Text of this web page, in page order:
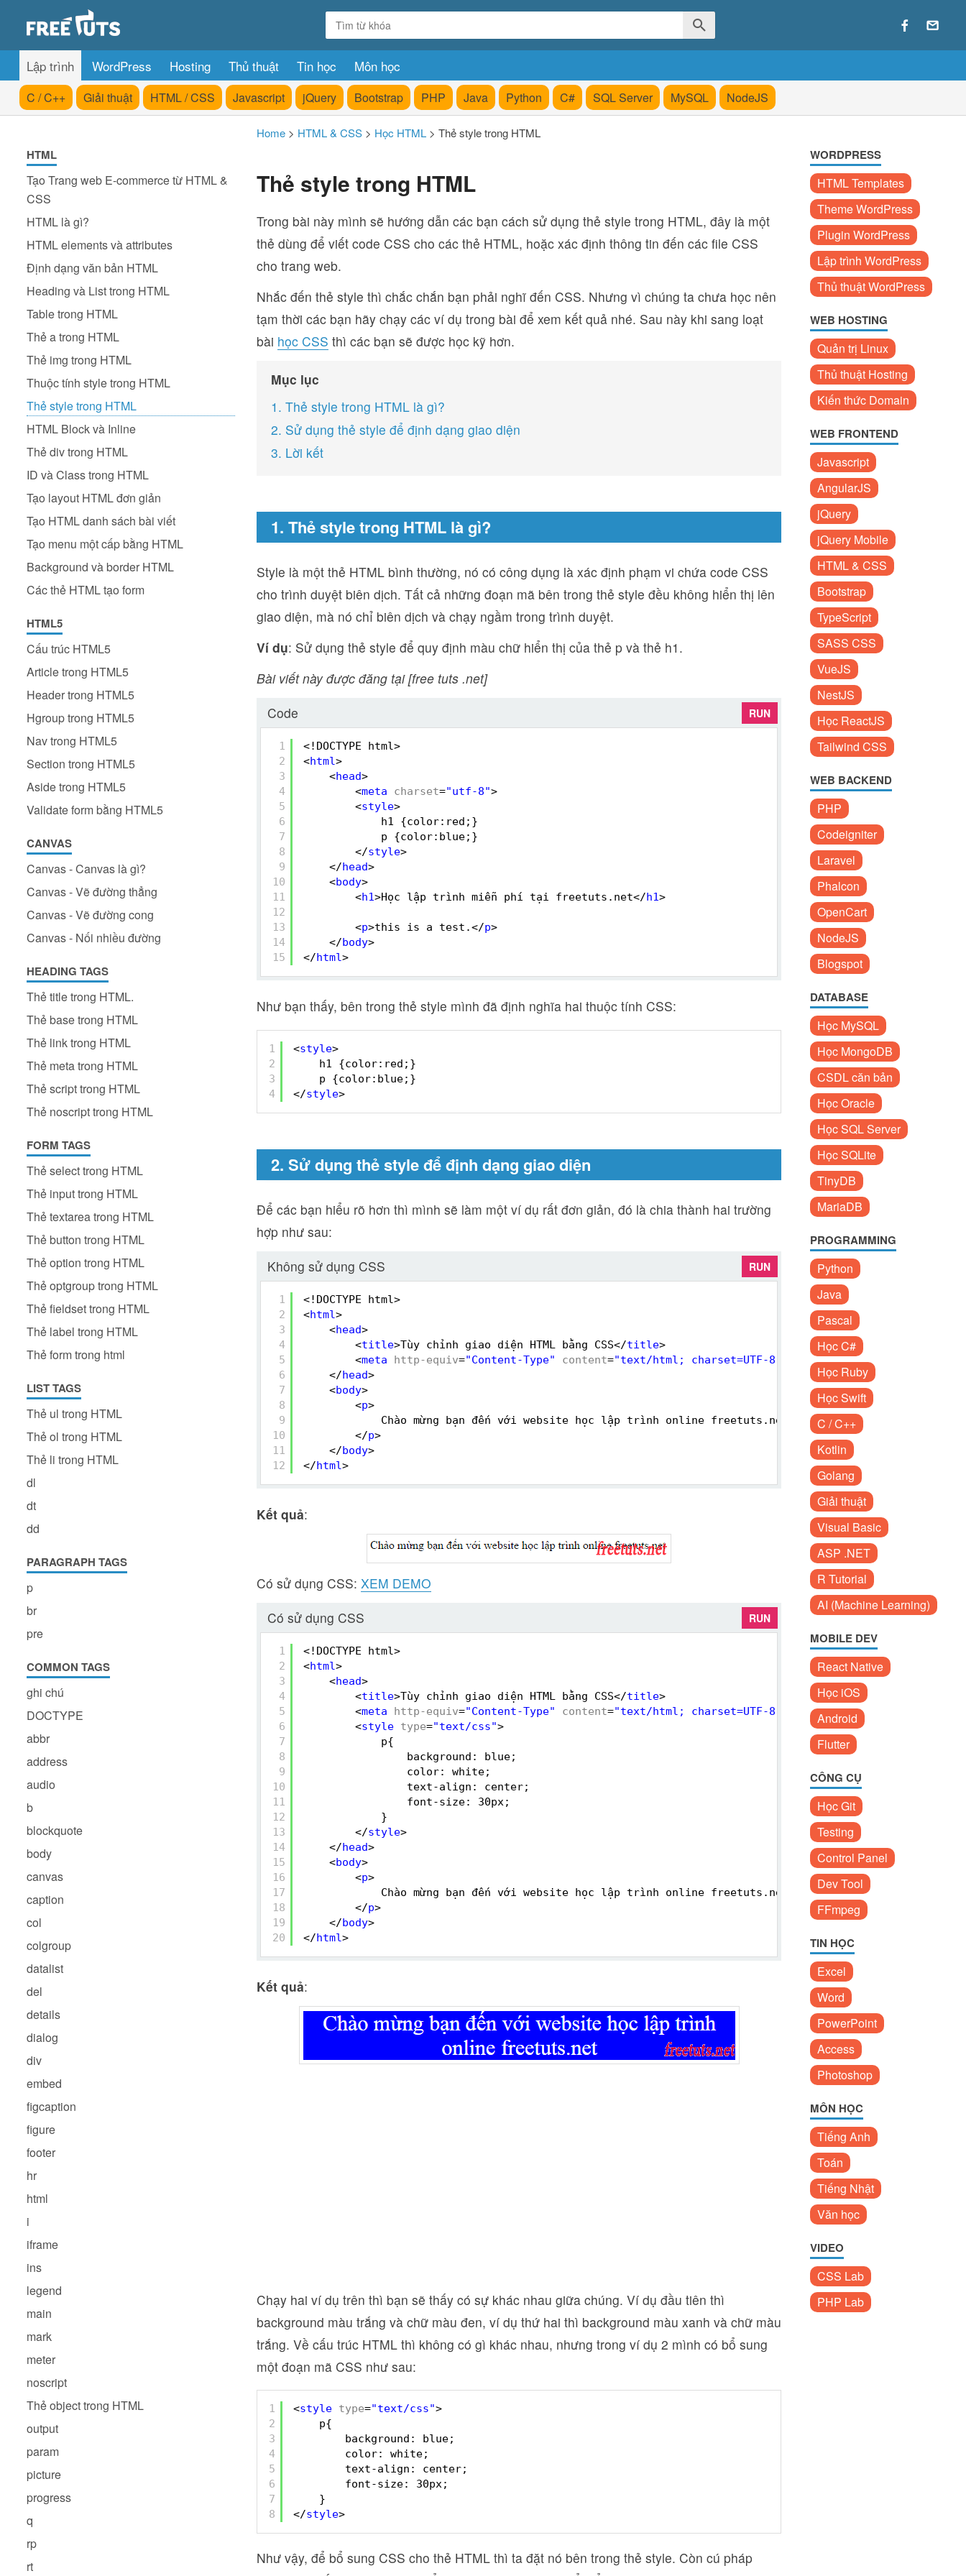
Lập trình WordPress Hosting Thủ thuật Tin học Môn học
C / C++ Giải thuật HTML / CSS Javascript jQuery Bootstrap PHP Java Python C# SQL Server MySQL NodeJS
HTML
Tạo Trang web E-commerce từ HTML &
CSS
HTML là gì?
HTML elements và attributes
Định dạng văn bản HTML
Heading và List trong HTML
Table trong HTML
Thẻ a trong HTML
Thẻ img trong HTML
Thuộc tính style trong HTML
Thẻ style trong HTML
HTML Block và Inline
Thẻ div trong HTML
ID và Class trong HTML
Tạo layout HTML đơn giản
Tạo HTML danh sách bài viết
Tạo menu một cấp bằng HTML
Background và border HTML
Các thẻ HTML tạo form
HTML5
Cấu trúc HTML5
Article trong HTML5
Header trong HTML5
Hgroup trong HTML5
Nav trong HTML5
Section trong HTML5
Aside trong HTML5
Validate form bằng HTML5
CANVAS
Canvas - Canvas là gì?
Canvas - Vẽ đường thẳng
Canvas - Vẽ đường cong
Canvas - Nối nhiều đường
HEADING TAGS
Thẻ title trong HTML.
Thẻ base trong HTML
Thẻ link trong HTML
Thẻ meta trong HTML
Thẻ script trong HTML
Thẻ noscript trong HTML
FORM TAGS
Thẻ select trong HTML
Thẻ input trong HTML
Thẻ textarea trong HTML
Thẻ button trong HTML
Thẻ option trong HTML
Thẻ optgroup trong HTML
Thẻ fieldset trong HTML
Thẻ label trong HTML
Thẻ form trong html
LIST TAGS
Thẻ ul trong HTML
Thẻ ol trong HTML
Thẻ li trong HTML
dl
dt
dd
PARAGRAPH TAGS
p
br
pre
COMMON TAGS
ghi chú
DOCTYPE
abbr
address
audio
b
blockquote
body
canvas
caption
col
colgroup
datalist
del
details
dialog
div
embed
figcaption
figure
footer
hr
html
i
iframe
ins
legend
main
mark
meter
noscript
Thẻ object trong HTML
output
param
picture
progress
q
rp
rt
Home > HTML & CSS > Học HTML > Thẻ style trong HTML
Thẻ style trong HTML
Trong bài này mình sẽ hướng dẫn các bạn cách sử dụng thẻ style trong HTML, đây là một
thẻ dùng để viết code CSS cho các thẻ HTML, hoặc xác định thông tin đến các file CSS
cho trang web.
Nhắc đến thẻ style thì chắc chắn bạn phải nghĩ đến CSS. Nhưng vì chúng ta chưa học nên
tạm thời các bạn hãy chạy các ví dụ trong bài để xem kết quả nhé. Sau này khi sang loạt
bài học CSS thì các bạn sẽ được học kỹ hơn.
Mục lục
1. Thẻ style trong HTML là gì?
2. Sử dụng thẻ style để định dạng giao diện
3. Lời kết
1. Thẻ style trong HTML là gì?
Style là một thẻ HTML bình thường, nó có công dụng là xác định phạm vi chứa code CSS
cho trình duyệt biên dịch. Tất cả những đoạn mã bên trong thẻ style đều không hiển thị lên
giao diện, mà nó chỉ biên dịch và chạy ngầm trong trình duyệt.
Ví dụ: Sử dụng thẻ style để quy định màu chữ hiển thị của thẻ p và thẻ h1.
Bài viết này được đăng tại [free tuts .net]
Code
RUN
1
2
3
4
5
6
7
8
9
10
11
12
13
14
15
<!DOCTYPE html>
<html>
<head>
<meta charset="utf-8">
<style>
h1 {color:red;}
p {color:blue;}
</style>
</head>
<body>
<h1>Học lập trình miễn phí tại freetuts.net</h1>
<p>this is a test.</p>
</body>
</html>
Như bạn thấy, bên trong thẻ style mình đã định nghĩa hai thuộc tính CSS:
1
2
3
4
<style>
h1 {color:red;}
p {color:blue;}
</style>
2. Sử dụng thẻ style để định dạng giao diện
Để các bạn hiểu rõ hơn thì mình sẽ làm một ví dụ rất đơn giản, đó là chia thành hai trường
hợp như sau:
Không sử dụng CSS
RUN
1
2
3
4
5
6
7
8
9
10
11
12
<!DOCTYPE html>
<html>
<head>
<title>Tùy chỉnh giao diện HTML bằng CSS</title>
<meta http-equiv="Content-Type" content="text/html; charset=UTF-8"
</head>
<body>
<p>
Chào mừng bạn đến với website học lập trình online freetuts.net
</p>
</body>
</html>
Kết quả:
Có sử dụng CSS: XEM DEMO
Có sử dụng CSS
RUN
1
2
3
4
5
6
7
8
9
10
11
12
13
14
15
16
17
18
19
20
<!DOCTYPE html>
<html>
<head>
<title>Tùy chỉnh giao diện HTML bằng CSS</title>
<meta http-equiv="Content-Type" content="text/html; charset=UTF-8"
<style type="text/css">
p{
background: blue;
color: white;
text-align: center;
font-size: 30px;
}
</style>
</head>
<body>
<p>
Chào mừng bạn đến với website học lập trình online freetuts.net
</p>
</body>
</html>
Kết quả:
Chạy hai ví dụ trên thì bạn sẽ thấy có sự khác nhau giữa chúng. Ví dụ đầu tiên thì
background màu trắng và chữ màu đen, ví dụ thứ hai thì background màu xanh và chữ màu
trắng. Về cấu trúc HTML thì không có gì khác nhau, nhưng trong ví dụ 2 mình có bổ sung
một đoạn mã CSS như sau:
1
2
3
4
5
6
7
8
<style type="text/css">
p{
background: blue;
color: white;
text-align: center;
font-size: 30px;
}
</style>
Như vậy, để bổ sung CSS cho thẻ HTML thì ta đặt nó bên trong thẻ style. Còn cú pháp
WORDPRESS
HTML Templates
Theme WordPress
Plugin WordPress
Lập trình WordPress
Thủ thuật WordPress
WEB HOSTING
Quản trị Linux
Thủ thuật Hosting
Kiến thức Domain
WEB FRONTEND
Javascript
AngularJS
jQuery
jQuery Mobile
HTML & CSS
Bootstrap
TypeScript
SASS CSS
VueJS
NestJS
Học ReactJS
Tailwind CSS
WEB BACKEND
PHP
Codeigniter
Laravel
Phalcon
OpenCart
NodeJS
Blogspot
DATABASE
Học MySQL
Học MongoDB
CSDL căn bản
Học Oracle
Học SQL Server
Học SQLite
TinyDB
MariaDB
PROGRAMMING
Python
Java
Pascal
Học C#
Học Ruby
Học Swift
C / C++
Kotlin
Golang
Giải thuật
Visual Basic
ASP .NET
R Tutorial
AI (Machine Learning)
MOBILE DEV
React Native
Học iOS
Android
Flutter
CÔNG CỤ
Học Git
Testing
Control Panel
Dev Tool
FFmpeg
TIN HỌC
Excel
Word
PowerPoint
Access
Photoshop
MÔN HỌC
Tiếng Anh
Toán
Tiếng Nhật
Văn học
VIDEO
CSS Lab
PHP Lab